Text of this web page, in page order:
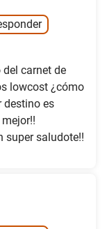
carnet de
lowcost ¿cómo
destino es
super saludote!!